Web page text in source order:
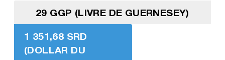
29 GGP (LIVRE DE GUERNESEY)
1 351,68 SRD
(DOLLAR DU